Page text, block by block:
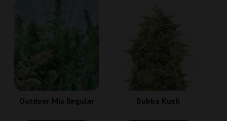
Outdoor Mix Regular Bubba Kush